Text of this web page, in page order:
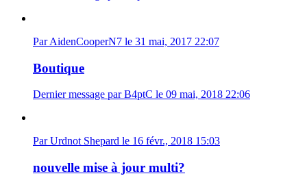
Par AidenCooperN7 le 31 mai, 2017 22:07
Boutique
Dernier message par B4ptC le 09 mai, 2018 22:06
Par Urdnot Shepard le 16 févr., 2018 15:03
nouvelle mise à jour multi?